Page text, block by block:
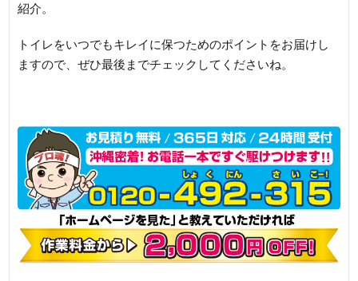
紹介。
トイレをいつでもキレイに保つためのポイントをお届けし
ますので、ぜひ最後までチェックしてくださいね。